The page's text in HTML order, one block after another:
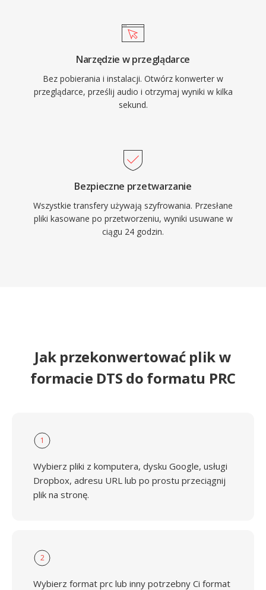
Narzędzie w przeglądarce
Bez pobierania i instalacji. Otwórz konwerter w
przeglądarce, prześlij audio i otrzymaj wyniki w kilka
sekund.
Bezpieczne przetwarzanie
Wszystkie transfery używają szyfrowania. Przesłane
pliki kasowane po przetworzeniu, wyniki usuwane w
ciągu 24 godzin.
Jak przekonwertować plik w
formacie DTS do formatu PRC
1
Wybierz pliki z komputera, dysku Google, usługi
Dropbox, adresu URL lub po prostu przeciągnij
plik na stronę.
2
Wybierz format prc lub inny potrzebny Ci format